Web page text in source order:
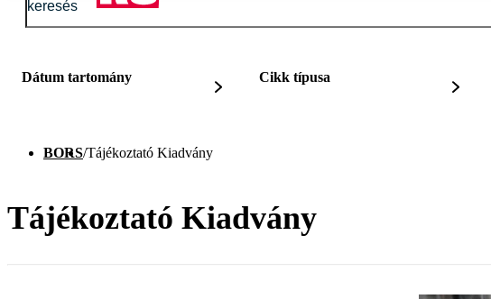
Dátum tartomány Cikk típusa
BORS/Tájékoztató Kiadvány
Tájékoztató Kiadvány